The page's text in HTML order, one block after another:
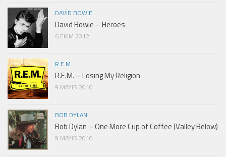
DAVID BOWIE
David Bowie – Heroes
6 EKIM 2012
R.E.M.
R.E.M. – Losing My Religion
9 MAYIS 2010
BOB DYLAN
Bob Dylan – One More Cup of Coffee (Valley Below)
9 MAYIS 2010